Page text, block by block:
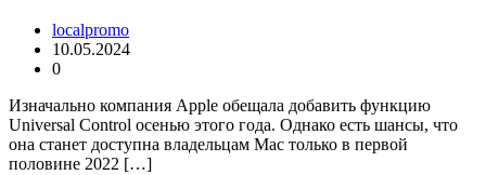
localpromo
10.05.2024
0
Изначально компания Apple обещала добавить функцию
Universal Control осенью этого года. Однако есть шансы, что
она станет доступна владельцам Mac только в первой
половине 2022 […]